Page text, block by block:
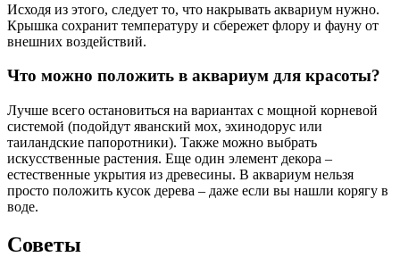
Исходя из этого, следует то, что накрывать аквариум нужно.
Крышка сохранит температуру и сбережет флору и фауну от
внешних воздействий.
Что можно положить в аквариум для красоты?
Лучше всего остановиться на вариантах с мощной корневой
системой (подойдут яванский мох, эхинодорус или
таиландские папоротники). Также можно выбрать
искусственные растения. Еще один элемент декора –
естественные укрытия из древесины. В аквариум нельзя
просто положить кусок дерева – даже если вы нашли корягу в
воде.
Советы